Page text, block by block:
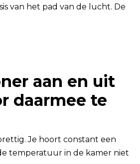
van het pad van de lucht. De
aan en uit
daarmee te
Je hoort constant een
temperatuur in de kamer niet